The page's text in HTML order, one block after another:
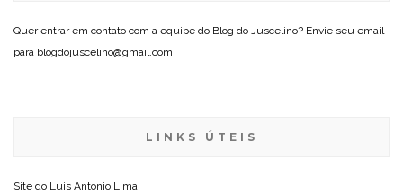
Quer entrar em contato com a equipe do Blog do Juscelino? Envie seu email
para blogdojuscelino@gmail.com
LINKS ÚTEIS
Site do Luis Antonio Lima